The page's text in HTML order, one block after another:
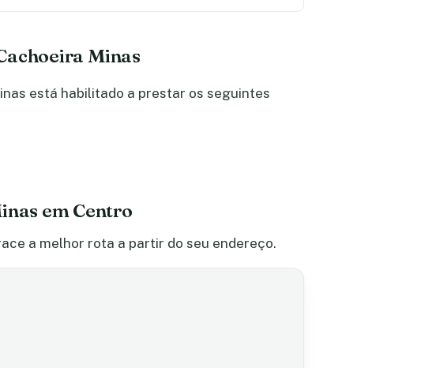
Minas
está habilitado a prestar os seguintes
em Centro
a melhor rota a partir do seu endereço.